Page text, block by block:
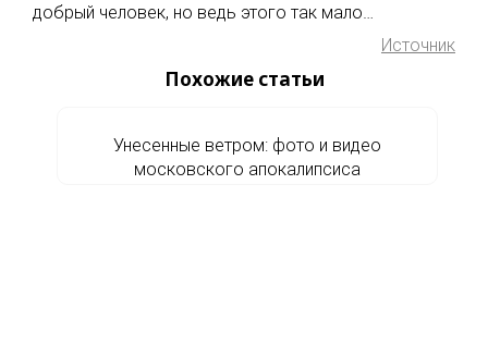
добрый человек, но ведь этого так мало…
Источник
Похожие статьи
Унесенные ветром: фото и видео
московского апокалипсиса